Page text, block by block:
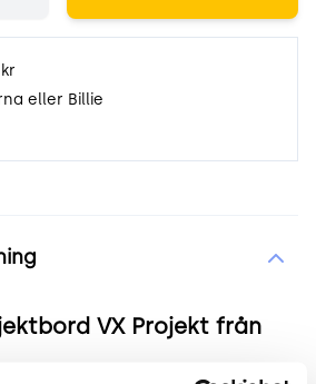
eller Billie
VX Projekt från